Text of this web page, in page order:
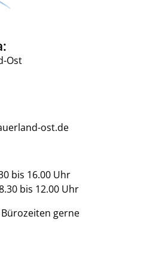
Ost
ost.de
bis 16.00 Uhr
bis 12.00 Uhr
gerne